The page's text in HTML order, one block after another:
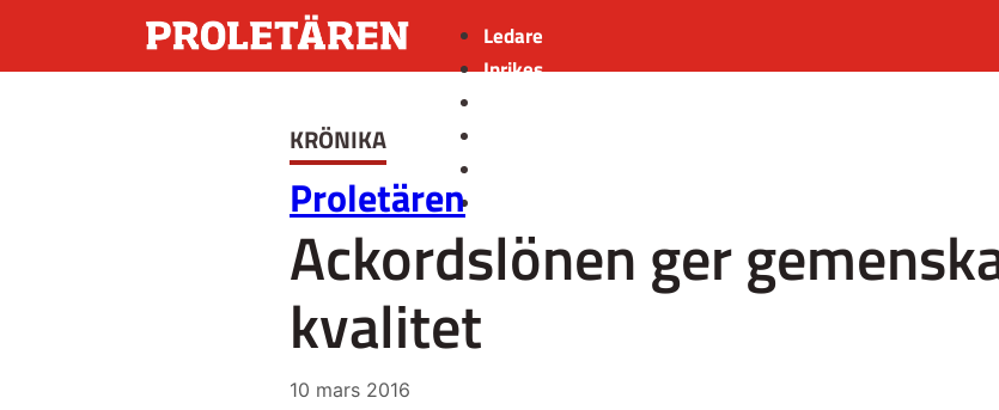
Ledare
Inrikes
KRÖNIKA
Proletären
Ackordslönen ger
kvalitet
10 mars 2016